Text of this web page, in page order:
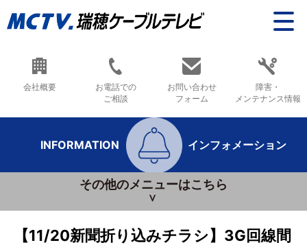
会社概要
お電話での
ご相談
お問い合わせ
フォーム
障害・
メンテナンス情報
INFORMATION インフォメーション
その他のメニューはこちら
【11/20新聞折り込みチラシ】3G回線間